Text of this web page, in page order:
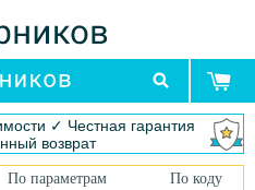
✓ Честная гарантия
возврат
По параметрам По коду